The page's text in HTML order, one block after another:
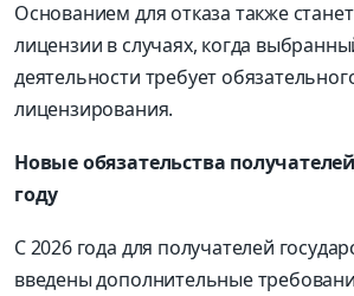
Основанием для отказа также
лицензии в случаях, когда
деятельности требует
лицензирования.
Новые обязательства
году
С 2026 года для получателей
введены дополнительные